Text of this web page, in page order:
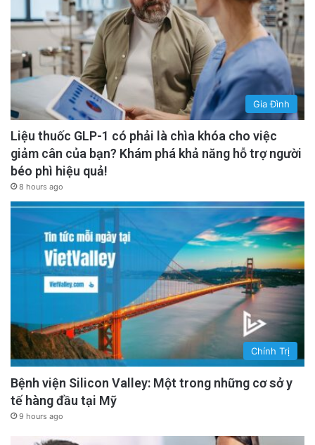
Gia Đình
Liệu thuốc GLP-1 có phải là chìa khóa cho việc
giảm cân của bạn? Khám phá khả năng hỗ trợ người
béo phì hiệu quả!
8 hours ago
Chính Trị
Bệnh viện Silicon Valley: Một trong những cơ sở y
tế hàng đầu tại Mỹ
9 hours ago